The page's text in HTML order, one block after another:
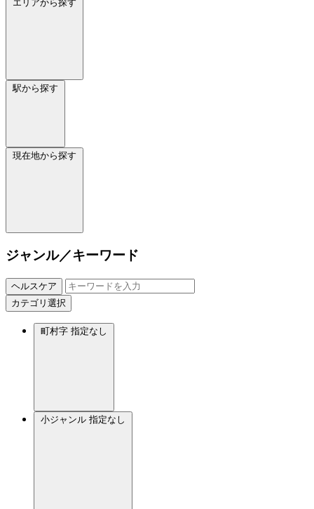
エリアから探す
駅から探す
現在地から探す
ジャンル／キーワード
ヘルスケア
カテゴリ選択
町村字 指定なし
小ジャンル 指定なし